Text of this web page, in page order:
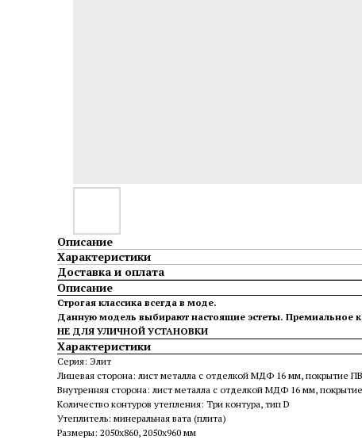
Описание
Характеристики
Доставка и оплата
Описание
Строгая классика всегда в моде.
Данную модель выбирают настоящие эстеты. Премиальное
НЕ ДЛЯ УЛИЧНОЙ УСТАНОВКИ
Характеристики
Серия: Элит
Лицевая сторона: лист металла с отделкой МДФ 16 мм, покрытие
Внутренняя сторона: лист металла с отделкой МДФ 16 мм,
Количество контуров утепления: Три контура, тип D
Утеплитель: минеральная вата (плита)
Размеры: 2050х860, 2050х960 мм